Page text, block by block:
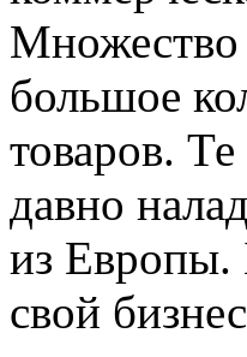
Множество
большое
товаров.
давно
из Европы.
свой